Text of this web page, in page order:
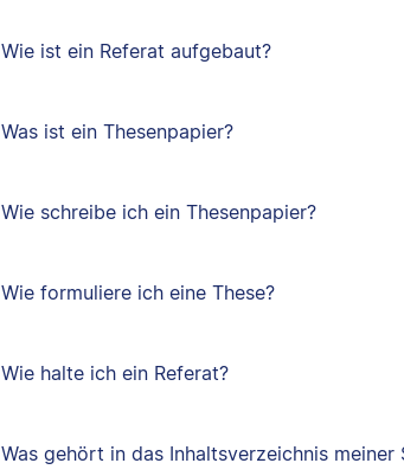
Wie ist ein Referat aufgebaut?
Was ist ein Thesenpapier?
Wie schreibe ich ein Thesenpapier?
Wie formuliere ich eine These?
Wie halte ich ein Referat?
Was gehört in das Inhaltsverzeichnis meiner